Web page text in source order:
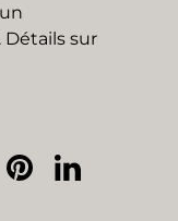
Détails sur
PinterestLinkedIn